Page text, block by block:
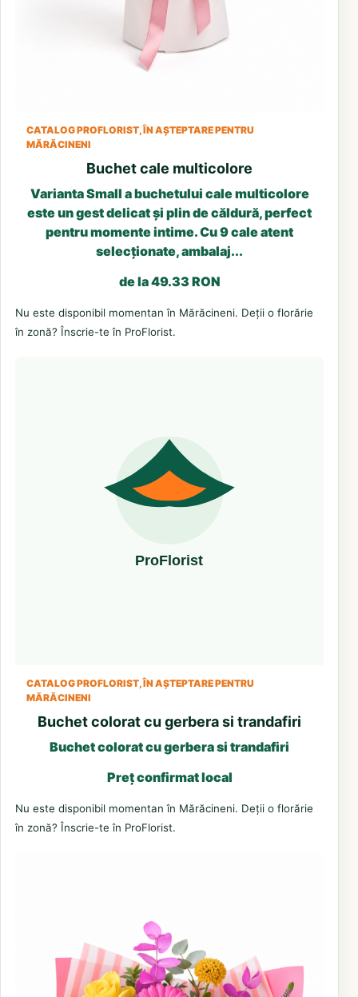
CATALOG PROFLORIST, ÎN AȘTEPTARE PENTRU
MĂRĂCINENI
Buchet cale multicolore
Varianta Small a buchetului cale multicolore
este un gest delicat și plin de căldură, perfect
pentru momente intime. Cu 9 cale atent
selecționate, ambalaj...
de la 49.33 RON
Nu este disponibil momentan în Mărăcineni. Deții o florărie
în zonă? Înscrie-te în ProFlorist.
CATALOG PROFLORIST, ÎN AȘTEPTARE PENTRU
MĂRĂCINENI
Buchet colorat cu gerbera si trandafiri
Buchet colorat cu gerbera si trandafiri
Preț confirmat local
Nu este disponibil momentan în Mărăcineni. Deții o florărie
în zonă? Înscrie-te în ProFlorist.